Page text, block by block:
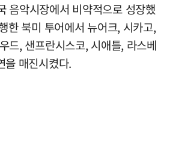
음악시장에서 비약적으로 성장했
한 북미 투어에서 뉴어크, 시카고,
드, 샌프란시스코, 시애틀, 라스베
을 매진시켰다.